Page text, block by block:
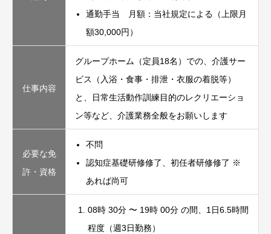
通勤手当 月額：当社規定による（上限月
額30,000円）
仕事内容
グループホーム（定員18名）での、介護サー
ビス（入浴・食事・排泄・衣服の着脱等）
と、日常生活動作訓練目的のレクリエーショ
ン等など、介護業務全般をお願いします
必要な免
許・資格
不問
認知症基礎研修修了、初任者研修修了 ※
あれば尚可
08時 30分 〜 19時 00分 の間、1日6.5時間
程度（週3日勤務）